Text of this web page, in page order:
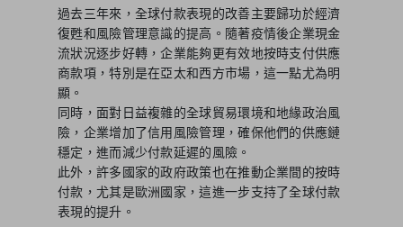
過去三年來，全球付款表現的改善主要歸功於經濟
復甦和風險管理意識的提高。隨著疫情後企業現金
流狀況逐步好轉，企業能夠更有效地按時支付供應
商款項，特別是在亞太和西方市場，這一點尤為明
顯。
同時，面對日益複雜的全球貿易環境和地緣政治風
險，企業增加了信用風險管理，確保他們的供應鏈
穩定，進而減少付款延遲的風險。
此外，許多國家的政府政策也在推動企業間的按時
付款，尤其是歐洲國家，這進一步支持了全球付款
表現的提升。